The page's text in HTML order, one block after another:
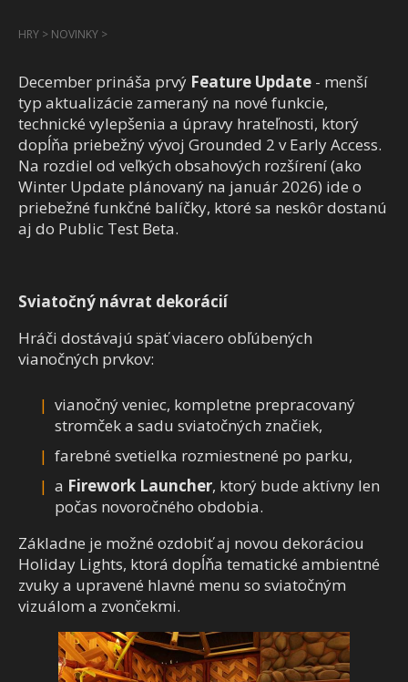
HRY > NOVINKY >
December prináša prvý Feature Update - menší
typ aktualizácie zameraný na nové funkcie,
technické vylepšenia a úpravy hrateľnosti, ktorý
dopĺňa priebežný vývoj Grounded 2 v Early Access.
Na rozdiel od veľkých obsahových rozšírení (ako
Winter Update plánovaný na január 2026) ide o
priebežné funkčné balíčky, ktoré sa neskôr dostanú
aj do Public Test Beta.
Sviatočný návrat dekorácií
Hráči dostávajú späť viacero obľúbených
vianočných prvkov:
vianočný veniec, kompletne prepracovaný
stromček a sadu sviatočných značiek,
farebné svetielka rozmiestnené po parku,
a Firework Launcher, ktorý bude aktívny len
počas novoročného obdobia.
Základne je možné ozdobiť aj novou dekoráciou
Holiday Lights, ktorá dopĺňa tematické ambientné
zvuky a upravené hlavné menu so sviatočným
vizuálom a zvončekmi.